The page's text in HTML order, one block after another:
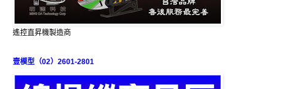
遙控直昇機製造商
壹模型（02）2601-2801